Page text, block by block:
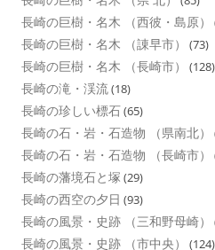
長崎の巨樹・名木 （西彼・島原）
長崎の巨樹・名木 （諌早市） (73)
長崎の巨樹・名木 （長崎市） (128)
長崎の滝・渓流(18)
長崎の珍しい標石(65)
長崎の石・岩・石造物 （県南北）
長崎の石・岩・石造物 （長崎市）
長崎の藩境石と塚 (29)
長崎の西空の夕日 (93)
長崎の風景・史跡 （三和野母崎）
長崎の風景・史跡 （市中央） (124)